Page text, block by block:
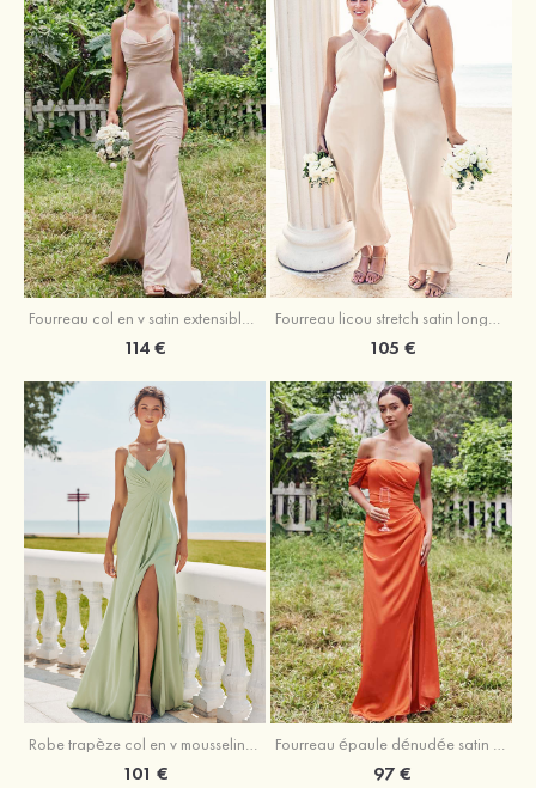
Fourreau col en v satin extensible ras du sol robe de demoiselle d'honneur
114 €
Fourreau licou stretch satin longueur cheville robe de demoiselle d'honneur
105 €
Robe trapèze col en v mousseline ras du sol robe de demoiselle d'honneur
101 €
Fourreau épaule dénudée satin extensible ras du sol robe de demoiselle d'honneur
97 €